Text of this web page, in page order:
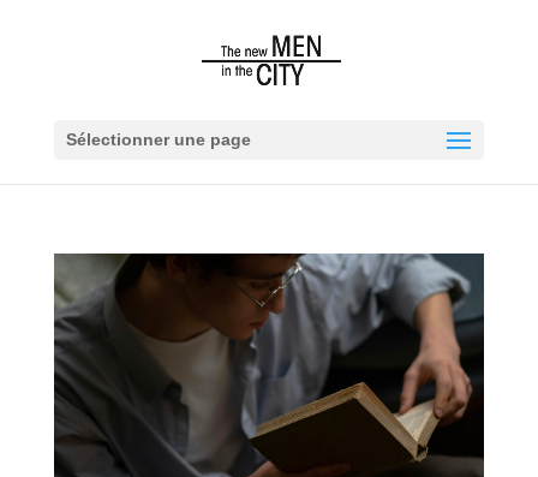
Sélectionner une page